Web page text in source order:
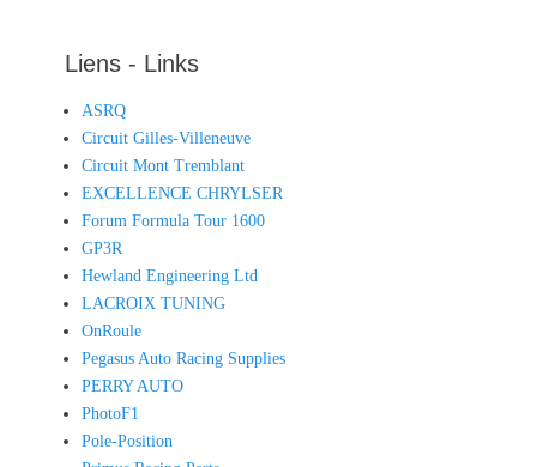
Liens - Links
ASRQ
Circuit Gilles-Villeneuve
Circuit Mont Tremblant
EXCELLENCE CHRYLSER
Forum Formula Tour 1600
GP3R
Hewland Engineering Ltd
LACROIX TUNING
OnRoule
Pegasus Auto Racing Supplies
PERRY AUTO
PhotoF1
Pole-Position